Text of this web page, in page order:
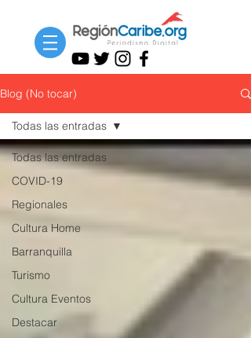
Blog (No tocar)
Todas las entradas
COVID-19
Regionales
Cultura Home
Barranquilla
Turismo
Cultura Eventos
Destacar
Todas las entradas